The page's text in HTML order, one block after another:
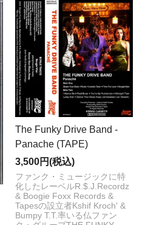
The Funky Drive Band -
Panache (TAPE)
3,500円(税込)
ファンク・ミュージックに特
化したレーベルR.$.J.Recordz
& Boogie Foxx Records &
Tapesの設立者Kshif Kroch' &
Bumpy T.T.率いる仏ファン